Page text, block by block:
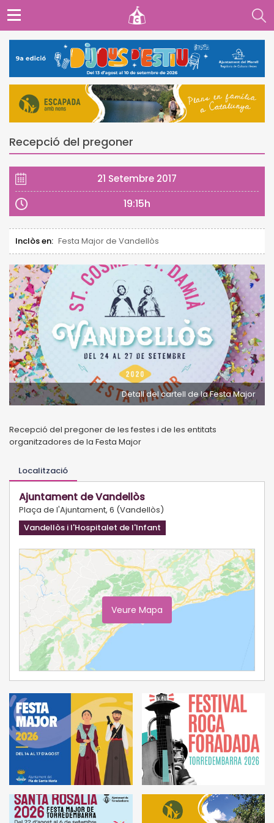
Recepció del pregoner
21 Setembre 2017
19:15h
Inclòs en: Festa Major de Vandellòs
Detall del cartell de la Festa Major
Recepció del pregoner de les festes i de les entitats
organitzadores de la Festa Major
Localització
Ajuntament de Vandellòs
Plaça de l'Ajuntament, 6 (Vandellòs)
Vandellòs i l'Hospitalet de l'Infant
Veure Mapa